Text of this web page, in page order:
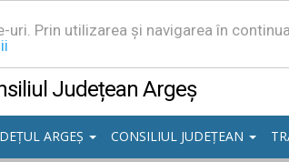
Prin utilizarea și navigarea în
Județean Argeș
ARGEȘ
CONSILIUL JUDEȚEAN